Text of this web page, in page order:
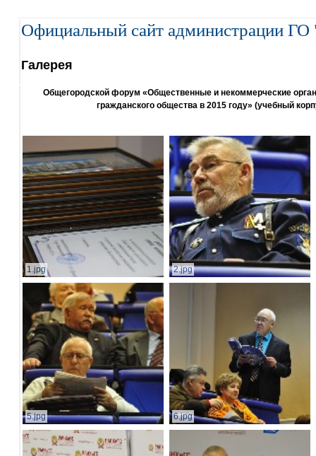
Официальный сайт администрации ГО
Галерея
Общегородской форум «Общественные и некоммерческие
гражданского общества в 2015 году» (учебный
1.jpg 2.jpg
5.jpg 6.jpg